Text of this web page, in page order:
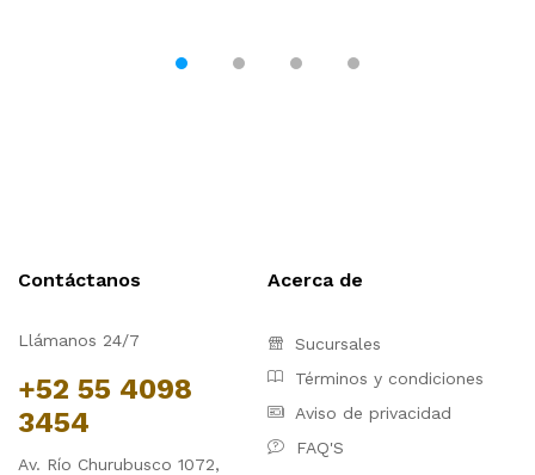
Contáctanos
Llámanos 24/7
+52 55 4098
3454
Av. Río Churubusco 1072,
Acerca de
Sucursales
Términos y condiciones
Aviso de privacidad
FAQ'S